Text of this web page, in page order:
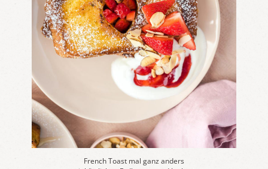
French Toast mal ganz anders